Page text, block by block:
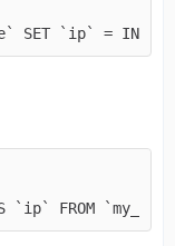
SET `ip` =
`ip` FROM